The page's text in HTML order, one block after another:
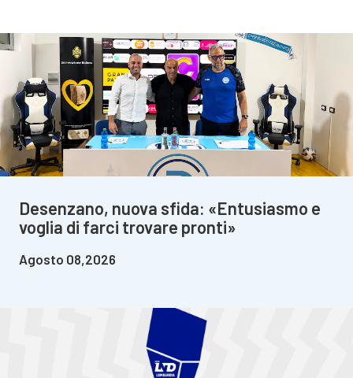
Desenzano, nuova sfida: «Entusiasmo e
voglia di farci trovare pronti»
Agosto 08,2026